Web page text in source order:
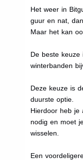
Het weer in
guur en nat,
Maar het kan
De beste
winterbanden
Deze keuze is
duurste optie.
Hierdoor heb je
nodig en moet
wisselen.
Een